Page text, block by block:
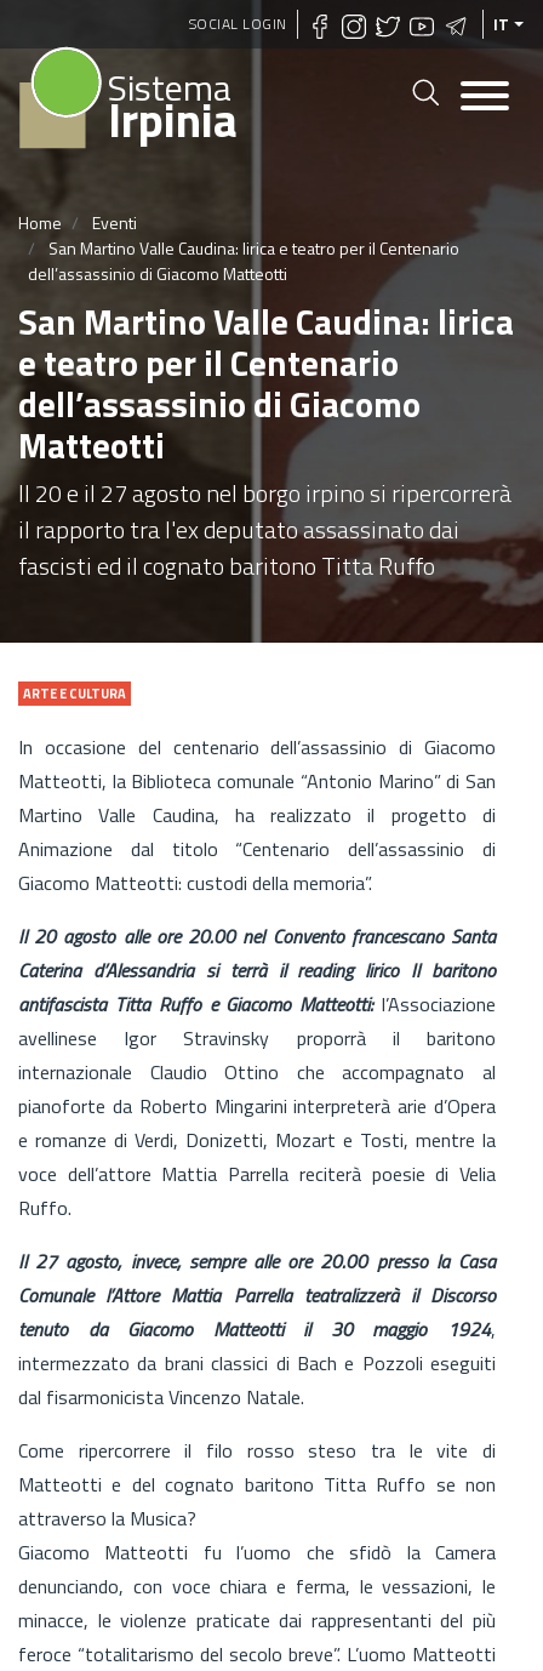
Salta
SOCIAL LOGIN IT
Sistema
Irpinia
Home
Eventi
San Martino Valle Caudina: lirica e teatro per il Centenario
dell’assassinio di Giacomo Matteotti
San Martino Valle Caudina: lirica
e teatro per il Centenario
dell’assassinio di Giacomo
Matteotti
Il 20 e il 27 agosto nel borgo irpino si ripercorrerà
il rapporto tra l'ex deputato assassinato dai
fascisti ed il cognato baritono Titta Ruffo
ARTE E CULTURA
In occasione del centenario dell’assassinio di Giacomo
Matteotti, la Biblioteca comunale “Antonio Marino” di San
Martino Valle Caudina, ha realizzato il progetto di
Animazione dal titolo “Centenario dell’assassinio di
Giacomo Matteotti: custodi della memoria”.
Il 20 agosto alle ore 20.00 nel Convento francescano Santa
Caterina d’Alessandria si terrà il reading lirico Il baritono
antifascista Titta Ruffo e Giacomo Matteotti:l’Associazione
avellinese Igor Stravinsky proporrà il baritono
internazionale Claudio Ottino che accompagnato al
pianoforte da Roberto Mingarini interpreterà arie d’Opera
e romanze di Verdi, Donizetti, Mozart e Tosti, mentre la
voce dell’attore Mattia Parrella reciterà poesie di Velia
Ruffo.
Il 27 agosto, invece, sempre alle ore 20.00 presso la Casa
Comunale l’Attore Mattia Parrella teatralizzerà il Discorso
tenuto da Giacomo Matteotti il 30 maggio 1924,
intermezzato da brani classici di Bach e Pozzoli eseguiti
dal fisarmonicista Vincenzo Natale.
Come ripercorrere il filo rosso steso tra le vite di
Matteotti e del cognato baritono Titta Ruffo se non
attraverso la Musica?
Giacomo Matteotti fu l’uomo che sfidò la Camera
denunciando, con voce chiara e ferma, le vessazioni, le
minacce, le violenze praticate dai rappresentanti del più
feroce “totalitarismo del secolo breve”. L’uomo Matteotti